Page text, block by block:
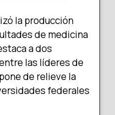
la producción
de medicina
a dos
las líderes de
de relieve la
federales